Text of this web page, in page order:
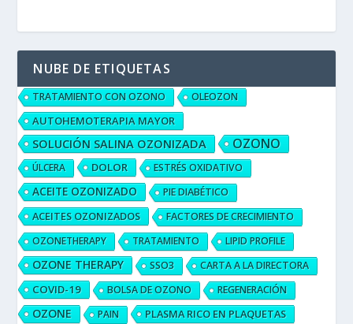
NUBE DE ETIQUETAS
TRATAMIENTO CON OZONO OLEOZON
AUTOHEMOTERAPIA MAYOR
SOLUCIÓN SALINA OZONIZADA OZONO
ÚLCERA DOLOR ESTRÉS OXIDATIVO
ACEITE OZONIZADO PIE DIABÉTICO
ACEITES OZONIZADOS
FACTORES DE CRECIMIENTO
OZONETHERAPY
TRATAMIENTO LIPID PROFILE
OZONE THERAPY SSO3 CARTA A LA DIRECTORA
COVID-19 BOLSA DE OZONO REGENERACIÓN
OZONE PAIN PLASMA RICO EN PLAQUETAS